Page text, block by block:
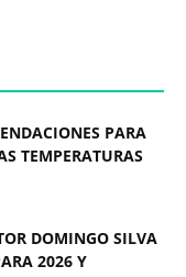
PARA
TEMPERATURAS
DOMINGO SILVA
2026 Y